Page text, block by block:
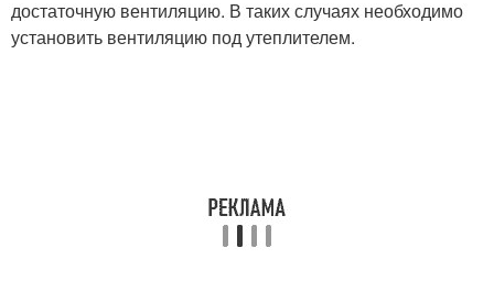
достаточную вентиляцию. В таких случаях необходимо
установить вентиляцию под утеплителем.